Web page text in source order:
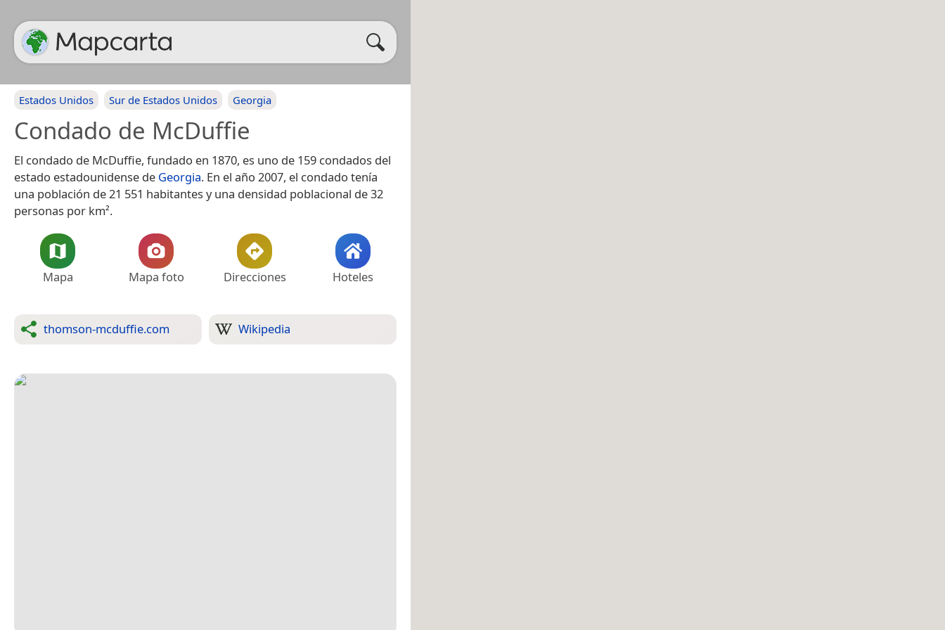
Estados Unidos Sur de Estados Unidos Georgia
Condado de McDuffie
El condado de McDuffie, fundado en 1870, es uno de 159 condados del
estado estadounidense de Georgia. En el año 2007, el condado tenía
una población de 21 551 habitantes y una densidad poblacional de 32
personas por km².
Mapa Mapa foto Direcciones Hoteles
thomson-mcduffie.com Wikipedia